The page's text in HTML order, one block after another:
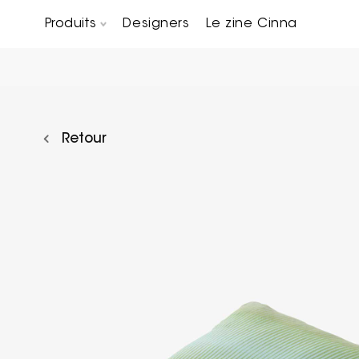
Produits Designers Le zine Cinna
Retour